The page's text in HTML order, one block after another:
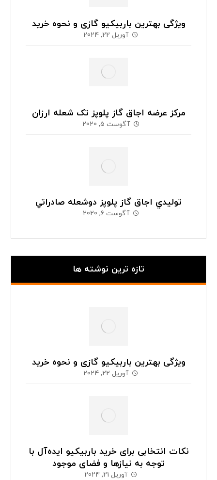
ویژگی بهترین باربیکیو گازی و نحوه خرید
آوریل 22, 2024
مرکز عرضه اجاق گاز پلوپز تک شعله ارزان
آگوست 5, 2020
توليدي اجاق گاز پلوپز دوشعله صادراتي
آگوست 6, 2020
تازه ترین نوشته ها
ویژگی بهترین باربیکیو گازی و نحوه خرید
آوریل 22, 2024
نکات انتخابی برای خرید باربیکیو ایده‌آل با
توجه به نیازها و فضای موجود
آوریل 21, 2024